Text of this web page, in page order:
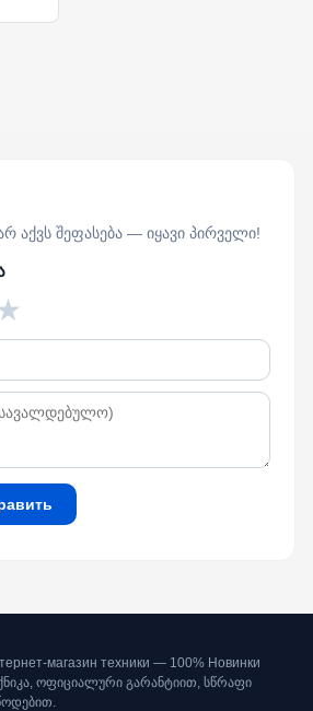
აქვს შეფასება — იყავი პირველი!
магазин техники — 100% Новинки
ოფიციალური გარანტიით, სწრაფი